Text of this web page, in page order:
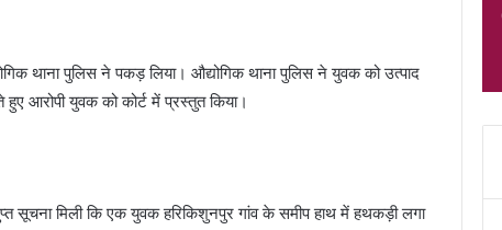
थाना पुलिस ने पकड़ लिया। औद्योगिक थाना पुलिस ने युवक को उत्पाद
आरोपी युवक को कोर्ट में प्रस्तुत किया।
सूचना मिली कि एक युवक हरिकिशुनपुर गांव के समीप हाथ में हथकड़ी लगा